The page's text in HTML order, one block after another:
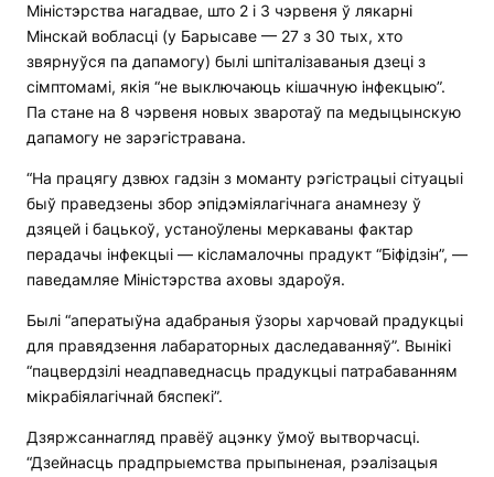
Міністэрства нагадвае, што 2 і 3 чэрвеня ў лякарні
Мінскай вобласці (у Барысаве — 27 з 30 тых, хто
звярнуўся па дапамогу) былі шпіталізаваныя дзеці з
сімптомамі, якія “не выключаюць кішачную інфекцыю”.
Па стане на 8 чэрвеня новых зваротаў па медыцынскую
дапамогу не зарэгістравана.
“На працягу дзвюх гадзін з моманту рэгістрацыі сітуацыі
быў праведзены збор эпідэміялагічнага анамнезу ў
дзяцей і бацькоў, устаноўлены меркаваны фактар
перадачы інфекцыі — кісламалочны прадукт “Біфідзін”, —
паведамляе Міністэрства аховы здароўя.
Былі “аператыўна адабраныя ўзоры харчовай прадукцыі
для правядзення лабараторных даследаванняў”. Вынікі
“пацвердзілі неадпаведнасць прадукцыі патрабаванням
мікрабіялагічнай бяспекі”.
Дзяржсаннагляд правёў ацэнку ўмоў вытворчасці.
“Дзейнасць прадпрыемства прыпыненая, рэалізацыя